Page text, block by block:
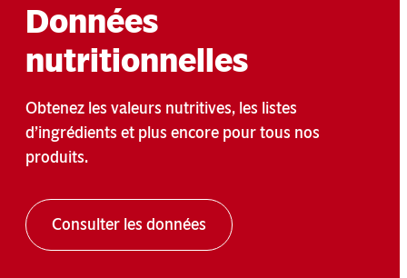
Données
nutritionnelles
Obtenez les valeurs nutritives, les listes
d’ingrédients et plus encore pour tous nos
produits.
Consulter les données